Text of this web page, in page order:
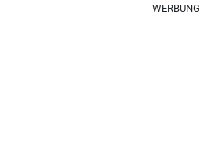
WERBUNG